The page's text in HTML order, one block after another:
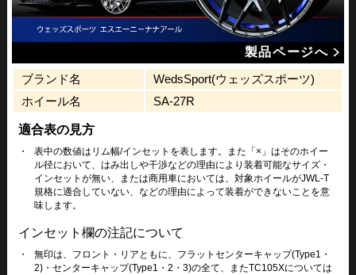
製品ページへ
ブランド名
WedsSport(ウェッズスポーツ)
ホイール名
SA-27R
適合表の見方
・
表中の数値はリム幅/インセットを表します。また「×」はそのホイー
ル径において、はみ出しや干渉などの理由により装着可能なサイズ・
インセットが無い、または商用車においては、対象ホイールがJWL-T
規格に適合していない、などの理由によって装着ができないことを意
味します。
インセット欄の注記について
・
無印は、フロント・リアともに、フラットセンターキャップ(Type1・
2)・センターキャップ(Type1・2・3)の全て、またTC105Xについては